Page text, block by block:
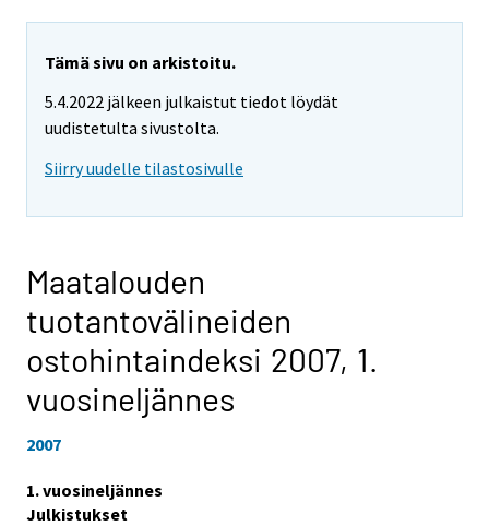
Tämä sivu on arkistoitu.
5.4.2022 jälkeen julkaistut tiedot löydät
uudistetulta sivustolta.
Siirry uudelle tilastosivulle
Maatalouden
tuotantovälineiden
ostohintaindeksi 2007, 1.
vuosineljännes
2007
1. vuosineljännes
Julkistukset